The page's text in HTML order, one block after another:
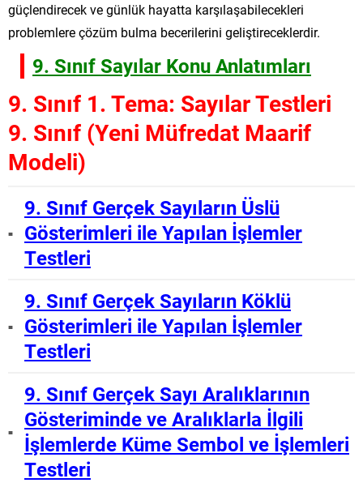
güçlendirecek ve günlük hayatta karşılaşabilecekleri
problemlere çözüm bulma becerilerini geliştireceklerdir.
9. Sınıf Sayılar Konu Anlatımları
9. Sınıf 1. Tema: Sayılar Testleri
9. Sınıf (Yeni Müfredat Maarif
Modeli)
9. Sınıf Gerçek Sayıların Üslü
Gösterimleri ile Yapılan İşlemler
Testleri
9. Sınıf Gerçek Sayıların Köklü
Gösterimleri ile Yapılan İşlemler
Testleri
9. Sınıf Gerçek Sayı Aralıklarının
Gösteriminde ve Aralıklarla İlgili
İşlemlerde Küme Sembol ve İşlemleri
Testleri